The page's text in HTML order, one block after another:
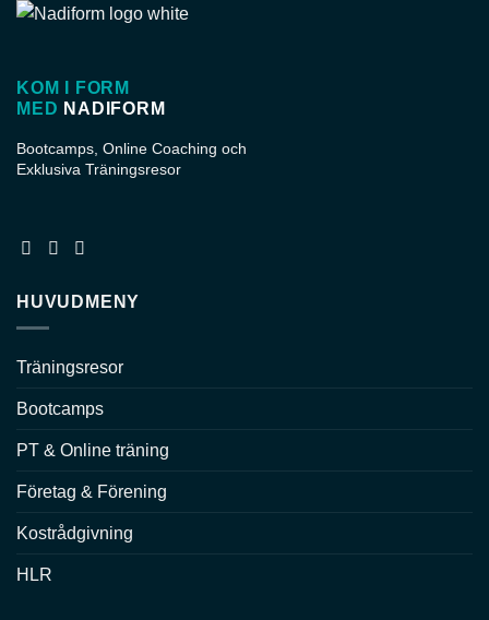
KOM I FORM
MED NADIFORM
Bootcamps, Online Coaching och
Exklusiva Träningsresor
HUVUDMENY
Träningsresor
Bootcamps
PT & Online träning
Företag & Förening
Kostrådgivning
HLR